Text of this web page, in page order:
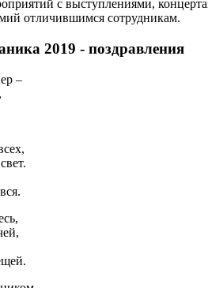
с выступлениями,
отличившимся сотрудникам.
2019 - поздравления
–